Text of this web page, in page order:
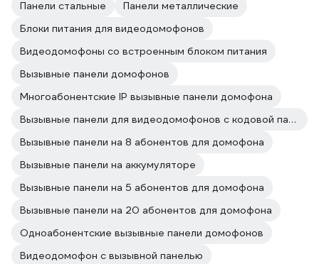
Панели стальные
Панели металлические
Блоки питания для видеодомофонов
Видеодомофоны со встроенным блоком питания
Вызывные панели домофонов
Многоабонентские IP вызывные панели домофона
Вызывные панели для видеодомофонов с кодовой панелью
Вызывные панели на 8 абонентов для домофона
Вызывные панели на аккумуляторе
Вызывные панели на 5 абонентов для домофона
Вызывные панели на 20 абонентов для домофона
Одноабонентские вызывные панели домофонов
Видеодомофон с вызывной панелью